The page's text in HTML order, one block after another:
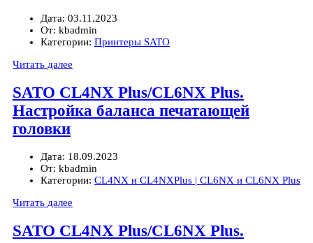
Дата: 03.11.2023
От: kbadmin
Категории: Принтеры SATO
Читать далее
SATO CL4NX Plus/CL6NX Plus.
Настройка баланса печатающей
головки
Дата: 18.09.2023
От: kbadmin
Категории: CL4NX и CL4NXPlus | CL6NX и CL6NX Plus
Читать далее
SATO CL4NX Plus/CL6NX Plus.